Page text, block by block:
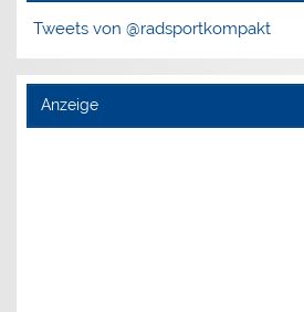
Tweets von @radsportkompakt
Anzeige